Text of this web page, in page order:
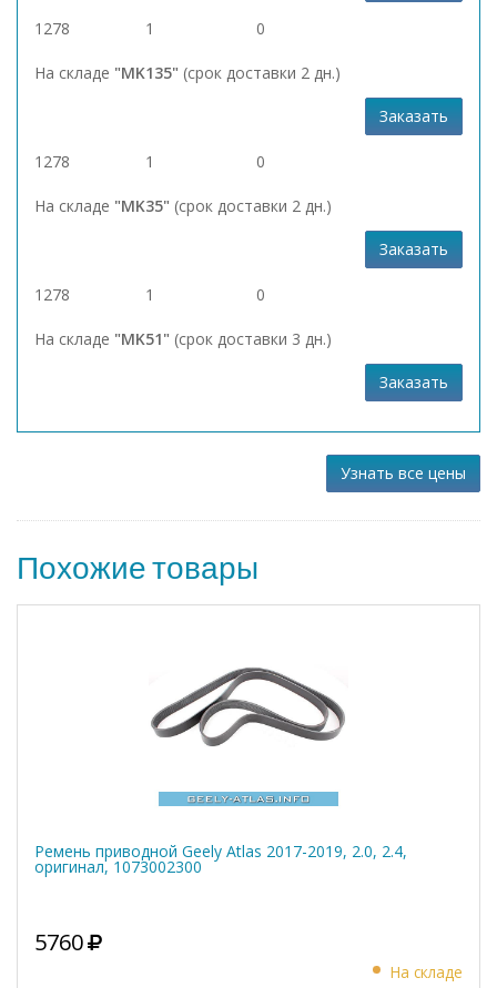
1278 1 0
На складе "MK135" (срок доставки 2 дн.)
Заказать
1278 1 0
На складе "MK35" (срок доставки 2 дн.)
Заказать
1278 1 0
На складе "MK51" (срок доставки 3 дн.)
Заказать
Узнать все цены
Похожие товары
Ремень приводной Geely Atlas 2017-2019, 2.0, 2.4,
оригинал, 1073002300
5760
На складе